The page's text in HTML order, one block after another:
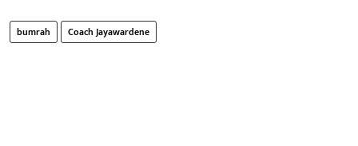
bumrah Coach Jayawardene